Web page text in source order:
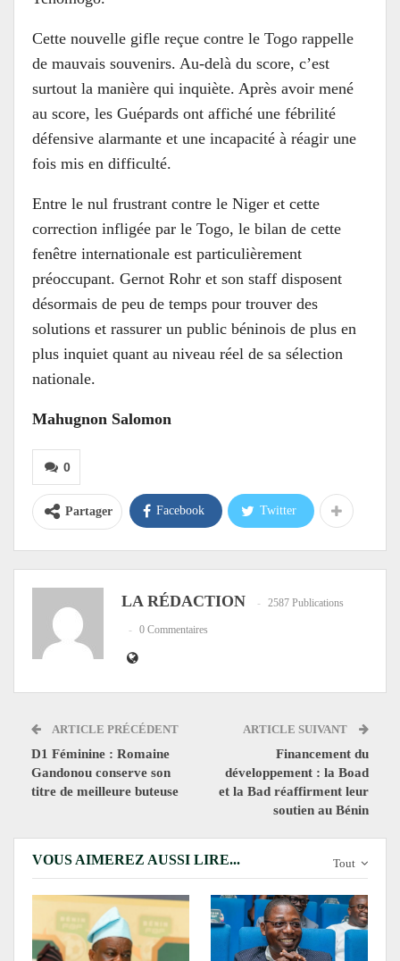
Cette nouvelle gifle reçue contre le Togo rappelle
de mauvais souvenirs. Au-delà du score, c’est
surtout la manière qui inquiète. Après avoir mené
au score, les Guépards ont affiché une fébrilité
défensive alarmante et une incapacité à réagir une
fois mis en difficulté.
Entre le nul frustrant contre le Niger et cette
correction infligée par le Togo, le bilan de cette
fenêtre internationale est particulièrement
préoccupant. Gernot Rohr et son staff disposent
désormais de peu de temps pour trouver des
solutions et rassurer un public béninois de plus en
plus inquiet quant au niveau réel de sa sélection
nationale.
Mahugnon Salomon
0
Partager Facebook Twitter
LA RÉDACTION 2587 Publications
0 Commentaires
ARTICLE PRÉCÉDENT
D1 Féminine : Romaine
Gandonou conserve son
titre de meilleure buteuse
ARTICLE SUIVANT
Financement du
développement : la Boad
et la Bad réaffirment leur
soutien au Bénin
Tout
VOUS AIMEREZ AUSSI LIRE...